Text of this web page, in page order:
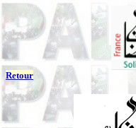
Retour